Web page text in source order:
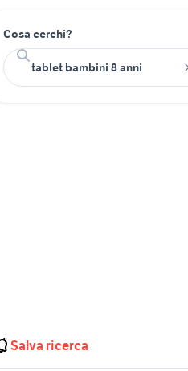
Cosa cerchi?
Salva ricerca